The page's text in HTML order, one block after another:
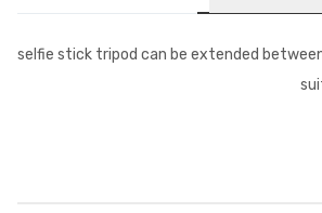
selfie stick tripod can be extended